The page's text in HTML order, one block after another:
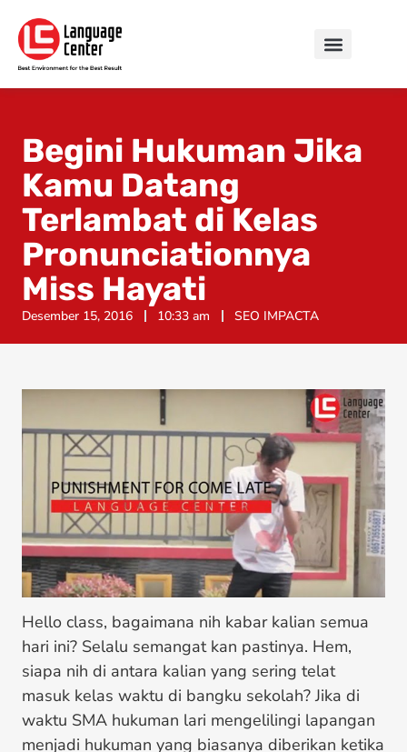
Begini Hukuman Jika
Kamu Datang
Terlambat di Kelas
Pronunciationnya
Miss Hayati
Desember 15, 2016 10:33 am SEO IMPACTA
Hello class, bagaimana nih kabar kalian semua
hari ini? Selalu semangat kan pastinya. Hem,
siapa nih di antara kalian yang sering telat
masuk kelas waktu di bangku sekolah? Jika di
waktu SMA hukuman lari mengelilingi lapangan
menjadi hukuman yang biasanya diberikan ketika